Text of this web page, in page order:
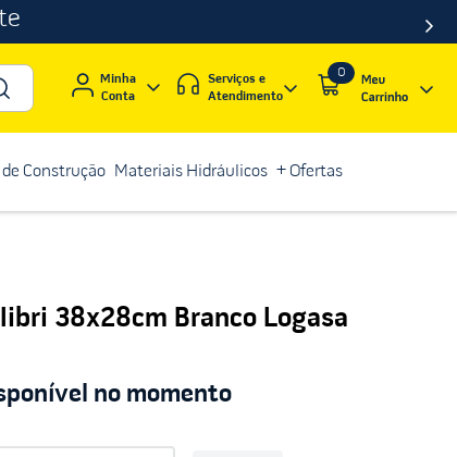
Minha
Conta
Serviços e
Atendimento
0
Construção Materiais Hidráulicos + Ofertas
38x28cm Branco Logasa
no momento